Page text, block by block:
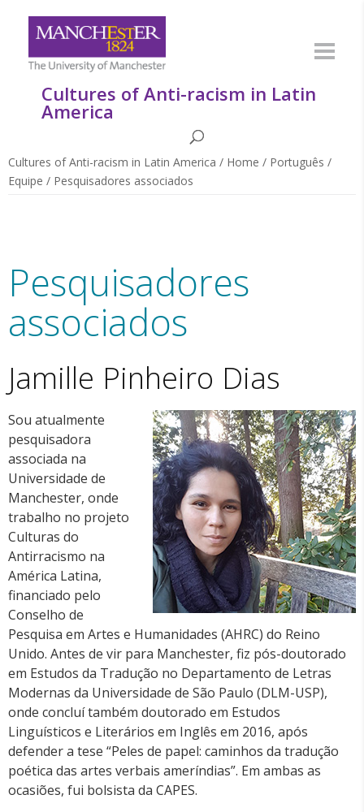
Cultures of Anti-racism in Latin
America
Cultures of Anti-racism in Latin America / Home / Português /
Equipe / Pesquisadores associados
Pesquisadores
associados
Jamille Pinheiro Dias
Sou atualmente
pesquisadora
associada na
Universidade de
Manchester, onde
trabalho no projeto
Culturas do
Antirracismo na
América Latina,
financiado pelo
Conselho de
Pesquisa em Artes e Humanidades (AHRC) do Reino
Unido. Antes de vir para Manchester, fiz pós-doutorado
em Estudos da Tradução no Departamento de Letras
Modernas da Universidade de São Paulo (DLM-USP),
onde concluí também doutorado em Estudos
Linguísticos e Literários em Inglês em 2016, após
defender a tese “Peles de papel: caminhos da tradução
poética das artes verbais ameríndias”. Em ambas as
ocasiões, fui bolsista da CAPES.